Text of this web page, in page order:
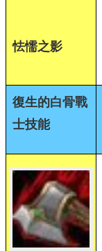
怯懦之影
復生的白骨戰
士技能